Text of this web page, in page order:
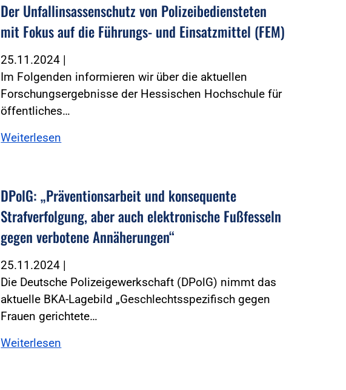
Der Unfallinsassenschutz von ­Polizeibediensteten
mit Fokus auf die Führungs- und Einsatzmittel (FEM)
25.11.2024 |
Im Folgenden informieren wir über die aktuellen
Forschungsergebnisse der Hessischen Hochschule für
öffentliches…
Weiterlesen
DPolG: „Präventionsarbeit und konsequente
Strafverfolgung, aber auch elektronische Fußfesseln
gegen verbotene Annäherungen“
25.11.2024 |
Die Deutsche Polizeigewerkschaft (DPolG) nimmt das
aktuelle BKA-Lagebild „Geschlechtsspezifisch gegen
Frauen gerichtete…
Weiterlesen